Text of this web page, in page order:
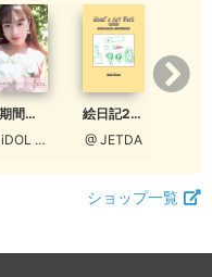
たちのケア、あり
大きな動物さんた
思いますが、 お
見ている私達も
のお身体も大切
(*´ω`*)
ます。ウォンバッ
できるよう頑張り
【期間限定】ロクセンチフィルム ＃おうちじかん【Aタイプ［宮脇理子表紙］】
@ iDOL picture project
絵日記2018
@ JETDA
ショップ一覧